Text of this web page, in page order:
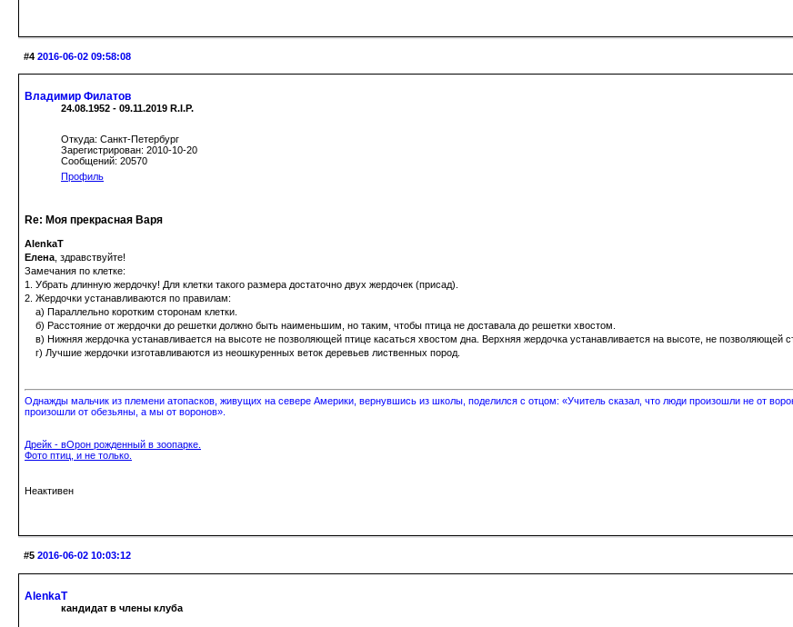
#4 2016-06-02 09:58:08
Владимир Филатов
24.08.1952 - 09.11.2019 R.I.P.
Откуда: Санкт-Петербург
Зарегистрирован: 2010-10-20
Сообщений: 20570
Профиль
Re: Моя прекрасная Варя
AlenkaT
Елена , здравствуйте!
Замечания по клетке:
1. Убрать длинную жердочку! Для клетки такого размера достаточно двух жердочек (присад).
2. Жердочки устанавливаются по правилам:
а) Параллельно коротким сторонам клетки.
б) Расстояние от жердочки до решетки должно быть наименьшим, но таким, чтобы птица не доставала до решетки хвостом.
в) Нижняя жердочка устанавливается на высоте не позволяющей птице касаться хвостом дна. Верхняя жердочка устанавливается на высоте, не
г) Лучшие жердочки изготавливаются из неошкуренных веток деревьев лиственных пород.
Однажды мальчик из племени атопасков, живущих на севере Америки, вернувшись из школы, поделился с отцом: «Учитель сказал, что люди произошли не от
произошли от обезьяны, а мы от воронов».
Дрейк - вОрон рожденный в зоопарке.
Фото птиц, и не только.
Неактивен
#5 2016-06-02 10:03:12
AlenkaT
кандидат в члены клуба